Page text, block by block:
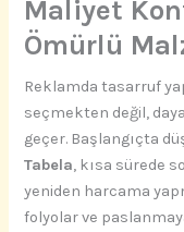
Maliyet
Ömürlü
Reklamda tasarruf
seçmekten değil,
geçer. Başlangıçta
Tabela, kısa sürede
yeniden harcama
folyolar ve